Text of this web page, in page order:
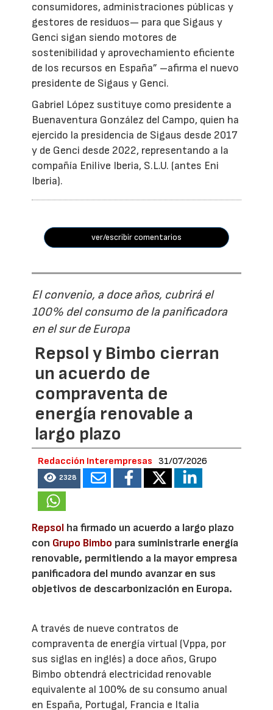
consumidores, administraciones públicas y
gestores de residuos— para que Sigaus y
Genci sigan siendo motores de
sostenibilidad y aprovechamiento eficiente
de los recursos en España” –afirma el nuevo
presidente de Sigaus y Genci.
Gabriel López sustituye como presidente a
Buenaventura González del Campo, quien ha
ejercido la presidencia de Sigaus desde 2017
y de Genci desde 2022, representando a la
compañía Enilive Iberia, S.L.U. (antes Eni
Iberia).
ver/escribir comentarios
El convenio, a doce años, cubrirá el
100% del consumo de la panificadora
en el sur de Europa
Repsol y Bimbo cierran
un acuerdo de
compraventa de
energía renovable a
largo plazo
Redacción Interempresas 31/07/2026
2328
Repsol ha firmado un acuerdo a largo plazo
con Grupo Bimbo para suministrarle energía
renovable, permitiendo a la mayor empresa
panificadora del mundo avanzar en sus
objetivos de descarbonización en Europa.
A través de nueve contratos de
compraventa de energía virtual (Vppa, por
sus siglas en inglés) a doce años, Grupo
Bimbo obtendrá electricidad renovable
equivalente al 100% de su consumo anual
en España, Portugal, Francia e Italia